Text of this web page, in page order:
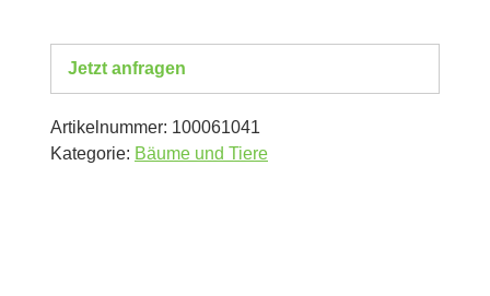
Jetzt anfragen
Artikelnummer: 100061041
Kategorie: Bäume und Tiere